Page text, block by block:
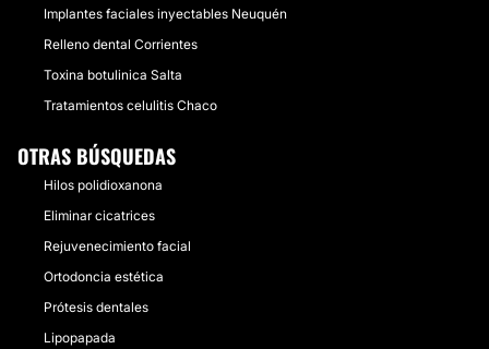
Implantes faciales inyectables Neuquén
Relleno dental Corrientes
Toxina botulinica Salta
Tratamientos celulitis Chaco
OTRAS BÚSQUEDAS
Hilos polidioxanona
Eliminar cicatrices
Rejuvenecimiento facial
Ortodoncia estética
Prótesis dentales
Lipopapada